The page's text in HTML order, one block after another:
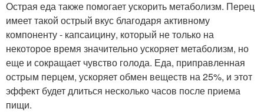
Острая еда также помогает ускорить метаболизм. Перец
имеет такой острый вкус благодаря активному
компоненту - капсаицину, который не только на
некоторое время значительно ускоряет метаболизм, но
еще и сокращает чувство голода. Еда, приправленная
острым перцем, ускоряет обмен веществ на 25%, и этот
эффект будет длиться несколько часов после приема
пищи.